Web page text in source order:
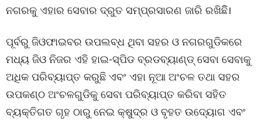
ନଗରକୁ ଏହାର ସେବାର ଦ୍ରୁତ ସମ୍ପ୍ରସାରଣ ଜାରି ରଖିଛିି।
ପୂର୍ବରୁ ଜିଓଫାଇବର ଉପଲବ୍ଧ ଥିବା ସହର ଓ ନଗରଗୁଡିକରେ
ମଧ୍ୟ ଜିଓ ନିଜର ଏହି ହାଇ-ସ୍ପିଡ ବ୍ରଡବ୍ୟାଣ୍ଡ୍ ସେବା ସେବାକୁ
ଅଧିକ ପରିବ୍ୟାପ୍ତ କରୁଛି ଏବଂ ଏହା ନୂଆ ଅଂଚଳ ତଥା ସହର
ଉପକଣ୍ଠ ଅଂଚଳଗୁଡିକୁ ସେବା ପରିବ୍ୟାପ୍ତ କରିବା ସହିତ
ବ୍ୟକ୍ତିଗତ ଗୃହ ଠାରୁ ନେଇ କ୍ଷୁଦ୍ର ଓ ବୃହତ ଉଦ୍ୟୋଗ ଏବଂ